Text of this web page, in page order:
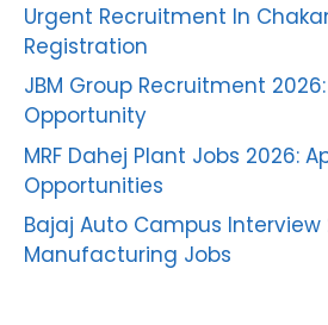
Urgent Recruitment In
Registration
JBM Group Recruitment
Opportunity
MRF Dahej Plant Jobs 2026:
Opportunities
Bajaj Auto Campus Interview
Manufacturing Jobs